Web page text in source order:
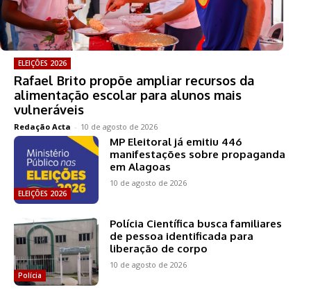
ELEIÇÕES 2026
Rafael Brito propõe ampliar recursos da
alimentação escolar para alunos mais
vulneráveis
Redação Acta - 10 de agosto de 2026
ELEIÇÕES 2026
MP Eleitoral já emitiu 446
manifestações sobre propaganda
em Alagoas
10 de agosto de 2026
Polícia
Polícia Científica busca familiares
de pessoa identificada para
liberação de corpo
10 de agosto de 2026